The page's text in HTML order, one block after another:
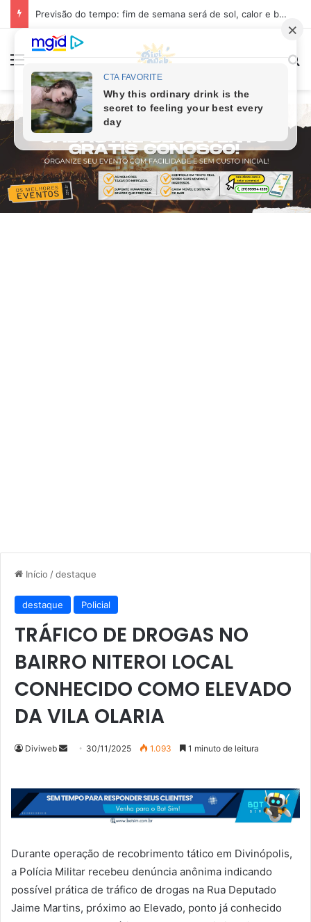
Previsão do tempo: fim de semana será de sol, calor e baixa umidade em Divinópolis
Menu
Início /destaque
destaque Policial
TRÁFICO DE DROGAS NO
BAIRRO NITEROI LOCAL
CONHECIDO COMO ELEVADO
DA VILA OLARIA
Diviweb
Mande
mail
30/11/2025 1.093 1 minuto de leitura
Durante operação de recobrimento tático em Divinópolis,
a Polícia Militar recebeu denúncia anônima indicando
possível prática de tráfico de drogas na Rua Deputado
Jaime Martins, próximo ao Elevado, ponto já conhecido